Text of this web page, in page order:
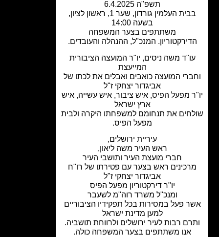
בבית העלמין גורדון, שער 1, ראשון לציון,
משתתפים בצער המשפחה
המנכ"ל, ההנהלה והעובדים.
משה ניסים, יו"ר המועצה הציבורית
המייעצת
המועצהכואבים ואבלים את לכתו של
אביגדור יצחקי ז"ל
מפעל הפיס, איש ציבור, איש עשייה, איש
ארץ ישראל
את תנחומם למשפחתו היקרה ולבית
מפעל הפיס.
עיריית ירושלים,
ראש העיר משה ליאון,
חברי מועצת העיר ותושבי העיר
ראש בצער עם פטירתו של רו"ח
אביגדור יצחקי ז"ל
יו"ר דירקטוריון מפעל הפיס
ומנכ"ל משרד רוה"מ לשעבר
פעל במסירות בכל תפקידיו הציבוריים
למען מדינת ישראל
רבות לעיר ירושלים ולרווחת תושביה.
אנו משתתפים בצער המשפחה כולה.